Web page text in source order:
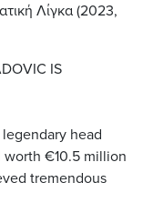
Λίγκα (2023,
IS
head
worth €10.5 million
tremendous